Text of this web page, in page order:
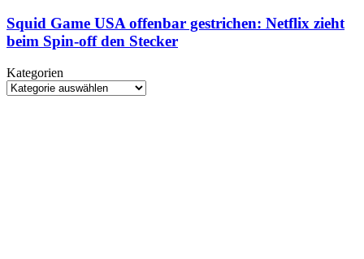
Instagram
an
trägt
Prada
–
Meryl
randaliert
USA
offenbar
gestrichen:
zieht
beim
Squid Game USA offenbar gestrichen: Netflix zieht
beim Spin-off den Stecker
Kategorien
Kategorien